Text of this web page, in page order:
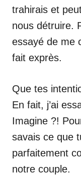
trahirais et
nous détruire.
essayé de me
fait exprès.
Que tes
En fait, j’ai
Imagine ?!
savais ce que
parfaitement
notre couple.